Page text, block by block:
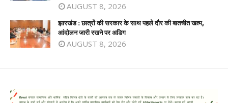
AUGUST 8, 2026
झारखंड : छात्रों की सरकार के साथ पहले दौर की बातचीत खत्म,
आंदोलन जारी रखने पर अडिग
AUGUST 8, 2026